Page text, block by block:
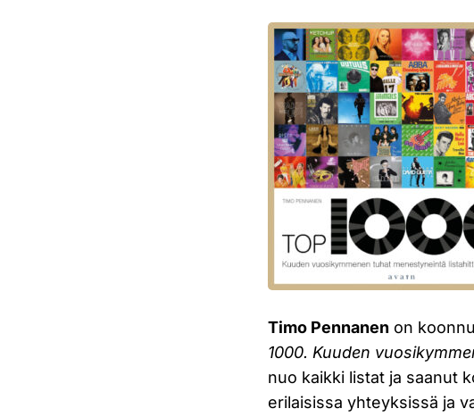
Timo Pennanen on
1000. Kuuden
nuo kaikki listat ja saanut
erilaisissa yhteyksissä ja